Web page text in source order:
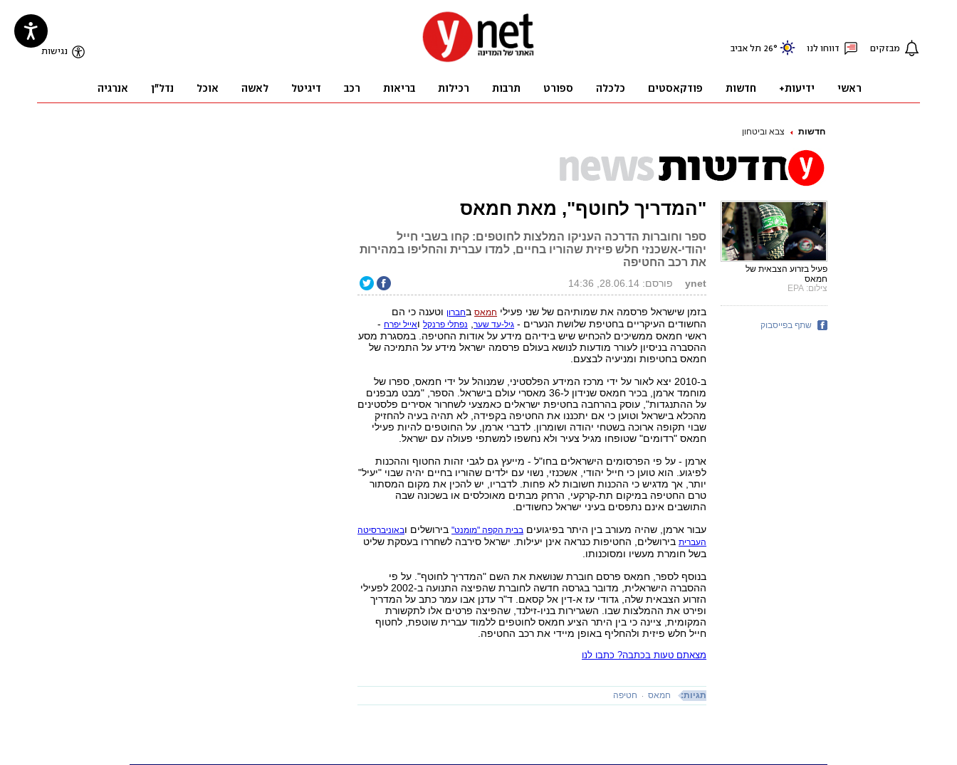
חדשות צבא וביטחון
"המדריך לחוטף", מאת חמאס
ספר וחוברות הדרכה העניקו המלצות לחוטפים: קחו בשבי חייל
יהודי-אשכנזי חלש פיזית שהוריו בחיים, למדו עברית והחליפו במהירות
את רכב החטיפה
ynet פורסם: 28.06.14, 14:36
בזמן שישראל פרסמה את שמותיהם של שני פעילי חמאסבחברון וטענה כי הם
החשודים העיקריים בחטיפת שלושת הנערים - גיל-עד שער, נפתלי פרנקלואייל יפרח -
ראשי חמאס ממשיכים להכחיש שיש בידיהם מידע על אודות החטיפה. במסגרת מסע
ההסברה בניסיון לעורר מודעות לנושא בעולם פרסמה ישראל מידע על התמיכה של
חמאס בחטיפות ומניעיה לבצעם.
ב-2010 יצא לאור על ידי מרכז המידע הפלסטיני, שמנוהל על ידי חמאס, ספרו של
מוחמד ארמן, בכיר חמאס שנידון ל-36 מאסרי עולם בישראל. הספר, "מבט מבפנים
על ההתנגדות", עוסק בהרחבה בחטיפת ישראלים כאמצעי לשחרור אסירים פלסטינים
מהכלא בישראל וטוען כי אם יתכננו את החטיפה בקפידה, לא תהיה בעיה להחזיק
שבוי תקופה ארוכה בשטחי יהודה ושומרון. לדברי ארמן, על החוטפים להיות פעילי
חמאס "רדומים" שטופחו מגיל צעיר ולא נחשפו למשתפי פעולה עם ישראל.
ארמן - על פי הפרסומים הישראלים בחו"ל - מייעץ גם לגבי זהות החטוף וההכנות
לפיגוע. הוא טוען כי חייל יהודי, אשכנזי, נשוי עם ילדים שהוריו בחיים יהיה שבוי "יעיל"
יותר, אך מדגיש כי ההכנות חשובות לא פחות. לדבריו, יש להכין את מקום המסתור
טרם החטיפה במיקום תת-קרקעי, הרחק מבתים מאוכלסים או בשכונה שבה
התושבים אינם נתפסים בעיני ישראל כחשודים.
עבור ארמן, שהיה מעורב בין היתר בפיגועים בבית הקפה "מומנט"בירושלים ובאוניברסיטה
העבריתבירושלים, החטיפות כנראה אינן יעילות. ישראל סירבה לשחררו בעסקת שליט
בשל חומרת מעשיו ומסוכנותו.
בנוסף לספר, חמאס פרסם חוברת שנושאת את השם "המדריך לחוטף". על פי
ההסברה הישראלית, מדובר בגרסה חדשה לחוברת שהפיצה התנועה ב-2002 לפעילי
הזרוע הצבאית שלה, גדודי עז א-דין אל קסאם. ד"ר עדנן אבו עמר כתב על המדריך
ופירט את ההמלצות שבו. השגרירות בניו-זילנד, שהפיצה פרטים אלו לתקשורת
המקומית, ציינה כי בין היתר הציע חמאס לחוטפים ללמוד עברית שוטפת, לחטוף
חייל חלש פיזית ולהחליף באופן מיידי את רכב החטיפה.
מצאתם טעות בכתבה? כתבו לנו
תגיות: חמאס חטיפה
פעיל בזרוע הצבאית של
חמאס
צילום: EPA
שתף בפייסבוק